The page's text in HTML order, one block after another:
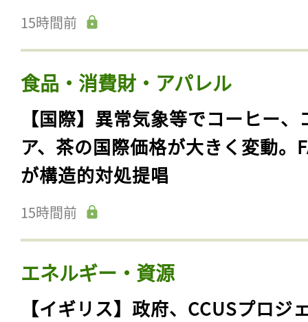
15時間前
食品・消費財・アパレル
【国際】異常気象等でコーヒー、
ア、茶の国際価格が大きく変動。
が構造的対処提唱
15時間前
エネルギー・資源
【イギリス】政府、CCUSプロジ